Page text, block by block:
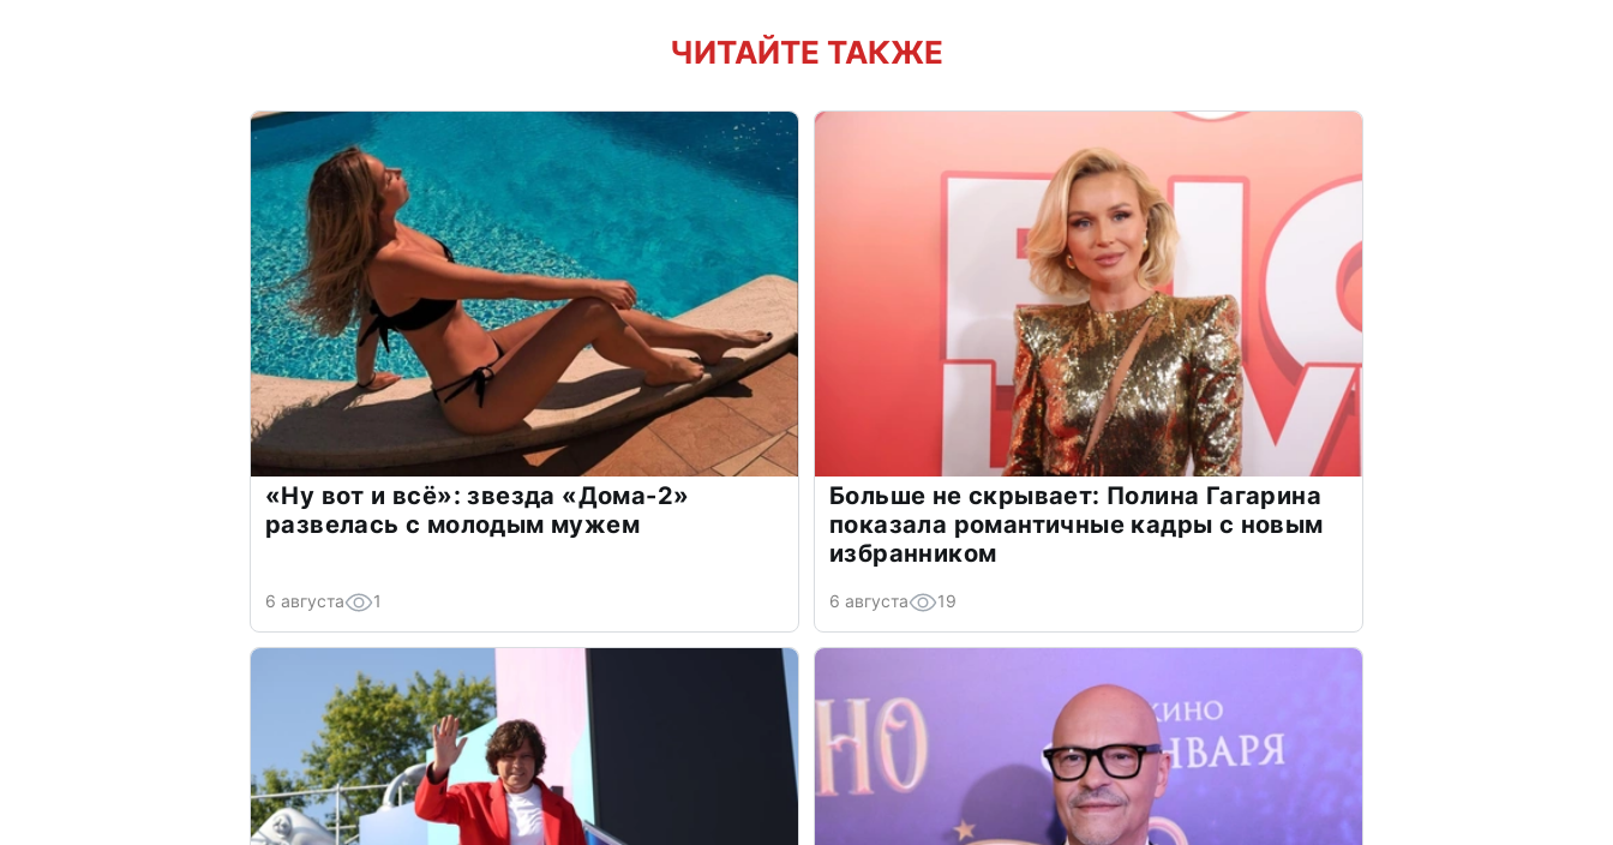
ЧИТАЙТЕ ТАКЖЕ
«Ну вот и всё»: звезда «Дома-2»
развелась с молодым мужем
6 августа 1
Больше не скрывает: Полина Гагарина
показала романтичные кадры с новым
избранником
6 августа 19